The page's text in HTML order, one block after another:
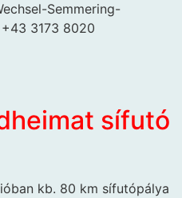
Semmering-
3173 8020
sífutó
kb. 80 km sífutópálya